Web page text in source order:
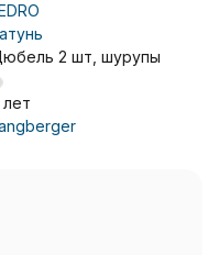
2 шт, шурупы
лет